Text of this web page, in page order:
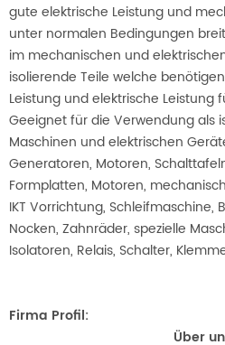
gute elektrische Leistung und
unter normalen Bedingungen
im mechanischen und
isolierende Teile welche
Leistung und elektrische Leistung
Geeignet für die Verwendung als
Maschinen und elektrischen
Generatoren, Motoren,
Formplatten, Motoren,
IKT Vorrichtung,
Nocken, Zahnräder, spezielle
Isolatoren, Relais, Schalter,
Firma Profil:
Über